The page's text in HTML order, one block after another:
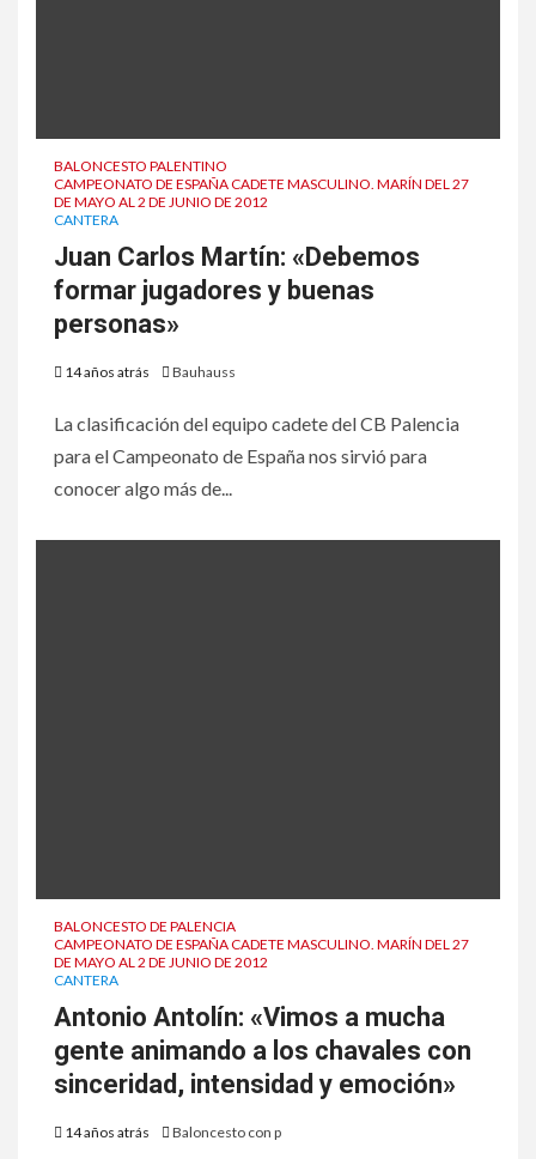
BALONCESTO PALENTINO
CAMPEONATO DE ESPAÑA CADETE MASCULINO. MARÍN DEL 27
DE MAYO AL 2 DE JUNIO DE 2012
CANTERA
Juan Carlos Martín: «Debemos
formar jugadores y buenas
personas»
14 años atrás Bauhauss
La clasificación del equipo cadete del CB Palencia
para el Campeonato de España nos sirvió para
conocer algo más de...
BALONCESTO DE PALENCIA
CAMPEONATO DE ESPAÑA CADETE MASCULINO. MARÍN DEL 27
DE MAYO AL 2 DE JUNIO DE 2012
CANTERA
Antonio Antolín: «Vimos a mucha
gente animando a los chavales con
sinceridad, intensidad y emoción»
14 años atrás Baloncesto con p